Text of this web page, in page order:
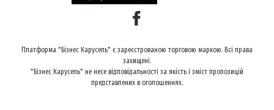
Платформа "Бізнес Карусель" є зареєстрованою торговою маркою. Всі права
захищені.
"Бізнес Карусель" не несе відповідальності за якість і зміст пропозицій
представлених в оголошеннях.